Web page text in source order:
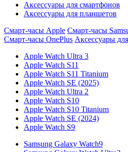
Аксессуары для смартфонов
Аксессуары для планшетов
Смарт-часы Apple Смарт-часы
Смарт-часы OnePlus Аксессуары
Apple Watch Ultra 3
Apple Watch S11
Apple Watch S11 Titanium
Apple Watch SE (2025)
Apple Watch Ultra 2
Apple Watch S10
Apple Watch S10 Titanium
Apple Watch SE (2024)
Apple Watch S9
Samsung Galaxy Watch9